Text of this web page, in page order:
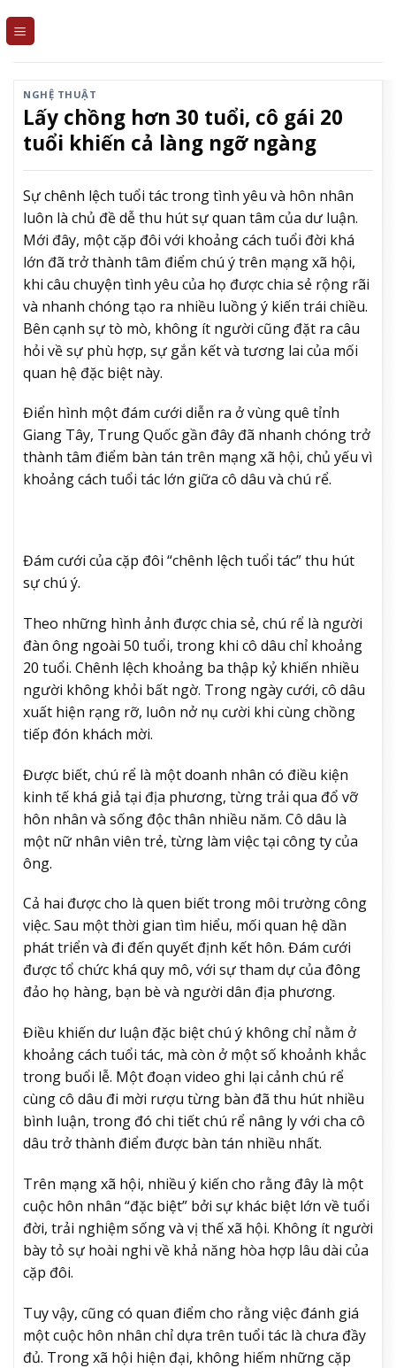
NGHỆ THUẬT
Lấy chồng hơn 30 tuổi, cô gái 20
tuổi khiến cả làng ngỡ ngàng
Sự chênh lệch tuổi tác trong tình yêu và hôn nhân
luôn là chủ đề dễ thu hút sự quan tâm của dư luận.
Mới đây, một cặp đôi với khoảng cách tuổi đời khá
lớn đã trở thành tâm điểm chú ý trên mạng xã hội,
khi câu chuyện tình yêu của họ được chia sẻ rộng rãi
và nhanh chóng tạo ra nhiều luồng ý kiến trái chiều.
Bên cạnh sự tò mò, không ít người cũng đặt ra câu
hỏi về sự phù hợp, sự gắn kết và tương lai của mối
quan hệ đặc biệt này.
Điển hình một đám cưới diễn ra ở vùng quê tỉnh
Giang Tây, Trung Quốc gần đây đã nhanh chóng trở
thành tâm điểm bàn tán trên mạng xã hội, chủ yếu vì
khoảng cách tuổi tác lớn giữa cô dâu và chú rể.
Đám cưới của cặp đôi “chênh lệch tuổi tác” thu hút
sự chú ý.
Theo những hình ảnh được chia sẻ, chú rể là người
đàn ông ngoài 50 tuổi, trong khi cô dâu chỉ khoảng
20 tuổi. Chênh lệch khoảng ba thập kỷ khiến nhiều
người không khỏi bất ngờ. Trong ngày cưới, cô dâu
xuất hiện rạng rỡ, luôn nở nụ cười khi cùng chồng
tiếp đón khách mời.
Được biết, chú rể là một doanh nhân có điều kiện
kinh tế khá giả tại địa phương, từng trải qua đổ vỡ
hôn nhân và sống độc thân nhiều năm. Cô dâu là
một nữ nhân viên trẻ, từng làm việc tại công ty của
ông.
Cả hai được cho là quen biết trong môi trường công
việc. Sau một thời gian tìm hiểu, mối quan hệ dần
phát triển và đi đến quyết định kết hôn. Đám cưới
được tổ chức khá quy mô, với sự tham dự của đông
đảo họ hàng, bạn bè và người dân địa phương.
Điều khiến dư luận đặc biệt chú ý không chỉ nằm ở
khoảng cách tuổi tác, mà còn ở một số khoảnh khắc
trong buổi lễ. Một đoạn video ghi lại cảnh chú rể
cùng cô dâu đi mời rượu từng bàn đã thu hút nhiều
bình luận, trong đó chi tiết chú rể nâng ly với cha cô
dâu trở thành điểm được bàn tán nhiều nhất.
Trên mạng xã hội, nhiều ý kiến cho rằng đây là một
cuộc hôn nhân “đặc biệt” bởi sự khác biệt lớn về tuổi
đời, trải nghiệm sống và vị thế xã hội. Không ít người
bày tỏ sự hoài nghi về khả năng hòa hợp lâu dài của
cặp đôi.
Tuy vậy, cũng có quan điểm cho rằng việc đánh giá
một cuộc hôn nhân chỉ dựa trên tuổi tác là chưa đầy
đủ. Trong xã hội hiện đại, không hiếm những cặp